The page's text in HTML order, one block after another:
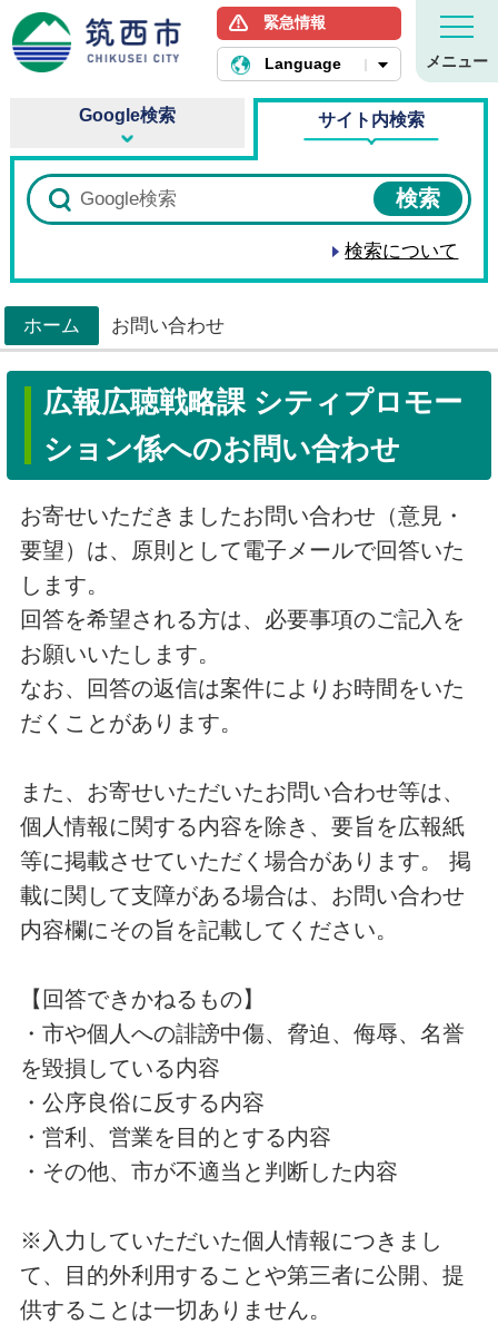
筑西市ホームページ
緊急情報
Language メニュー
Google検索 サイト内検索
検索について
ホーム
お問い合わせ
広報広聴戦略課 シティプロモー
ション係へのお問い合わせ
お寄せいただきましたお問い合わせ（意見・
要望）は、原則として電子メールで回答いた
します。
回答を希望される方は、必要事項のご記入を
お願いいたします。
なお、回答の返信は案件によりお時間をいた
だくことがあります。
また、お寄せいただいたお問い合わせ等は、
個人情報に関する内容を除き、要旨を広報紙
等に掲載させていただく場合があります。 掲
載に関して支障がある場合は、お問い合わせ
内容欄にその旨を記載してください。
【回答できかねるもの】
・市や個人への誹謗中傷、脅迫、侮辱、名誉
を毀損している内容
・公序良俗に反する内容
・営利、営業を目的とする内容
・その他、市が不適当と判断した内容
※入力していただいた個人情報につきまし
て、目的外利用することや第三者に公開、提
供することは一切ありません。